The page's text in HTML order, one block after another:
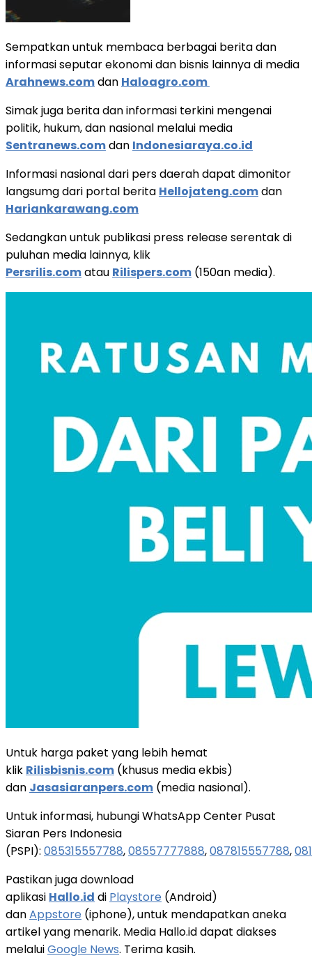
Sempatkan untuk membaca berbagai berita dan
informasi seputar ekonomi dan bisnis lainnya di media
Arahnews.comdan Haloagro.com
Simak juga berita dan informasi terkini mengenai
politik, hukum, dan nasional melalui media
Sentranews.comdan Indonesiaraya.co.id
Informasi nasional dari pers daerah dapat dimonitor
langsumg dari portal berita Hellojateng.comdan
Hariankarawang.com
Sedangkan untuk publikasi press release serentak di
puluhan media lainnya, klik
Persrilis.comatau Rilispers.com (150an media).
Untuk harga paket yang lebih hemat
klik Rilisbisnis.com (khusus media ekbis)
dan Jasasiaranpers.com (media nasional).
Untuk informasi, hubungi WhatsApp Center Pusat
Siaran Pers Indonesia
(PSPI): 085315557788,08557777888,087815557788,
Pastikan juga download
aplikasi Hallo.id di Playstore (Android)
danAppstore (iphone), untuk mendapatkan aneka
artikel yang menarik. Media Hallo.id dapat diakses
melaluiGoogle News. Terima kasih.